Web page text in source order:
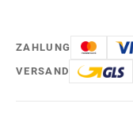
ZAHLUNG
VERSAND